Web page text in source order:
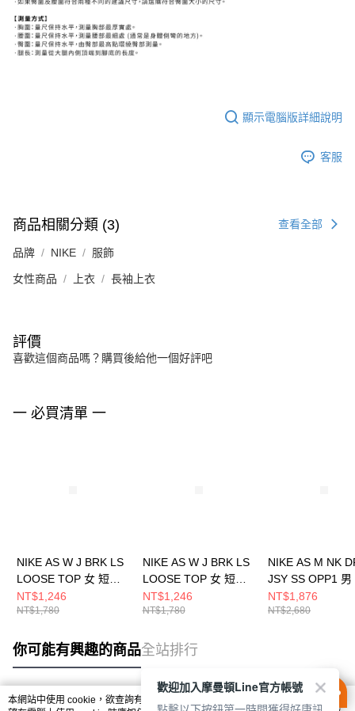
顯示電腦版詳細說明
客服
商品相關分類 (3) 查看全部
品牌 NIKE 服飾
女性商品 上衣 長袖上衣
評價
喜歡這個商品嗎？購買後給他一個好評吧
一 必買清單 一
NIKE AS W J BRK LS
LOOSE TOP 女 短袖
上衣 HV0400133
NT$1,246
NT$1,780
NIKE AS W J BRK LS
LOOSE TOP 女 短袖
上衣 HV0400010
NT$1,246
NT$1,780
NIKE AS M NK
JSY SS OPP1 男
上衣 IH4973017
NT$1,876
NT$2,680
你可能有興趣的商品全站排行
本網站中使用 cookie，欲查詢有關本網站使用 cookie 方式之詳情，及若您不希
歡迎加入摩曼頓Line官方帳號